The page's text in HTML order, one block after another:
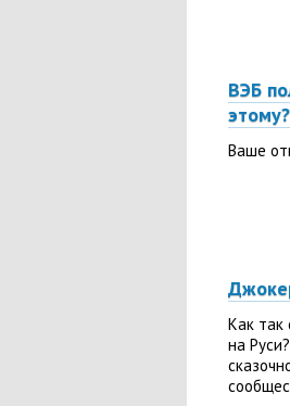
ВЭБ
этому?
Ваше
Как так
на